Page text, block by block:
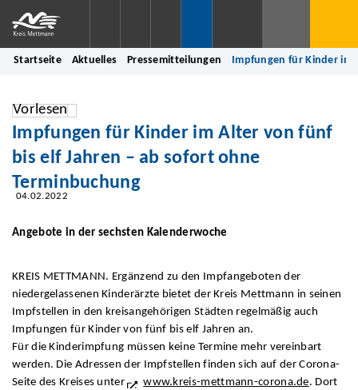
Startseite Aktuelles Pressemitteilungen Impfungen für Kinder im
Vorlesen
Impfungen für Kinder im Alter von fünf
bis elf Jahren – ab sofort ohne
Terminbuchung
04.02.2022
Angebote in der sechsten Kalenderwoche
KREIS METTMANN. Ergänzend zu den Impfangeboten der
niedergelassenen Kinderärzte bietet der Kreis Mettmann in seinen
Impfstellen in den kreisangehörigen Städten regelmäßig auch
Impfungen für Kinder von fünf bis elf Jahren an.
Für die Kinderimpfung müssen keine Termine mehr vereinbart
werden. Die Adressen der Impfstellen finden sich auf der Corona-
Seite des Kreises unter
www.kreis-mettmann-corona.de. Dort